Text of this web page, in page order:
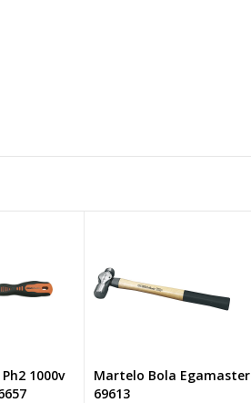
1000v
Martelo Bola Egamaster
69613